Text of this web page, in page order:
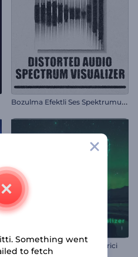
B
ozulma Efektli Ses Spektrumu Görselleştirici
Elektro Dubstep Görselleştirici
Something went
to fetch